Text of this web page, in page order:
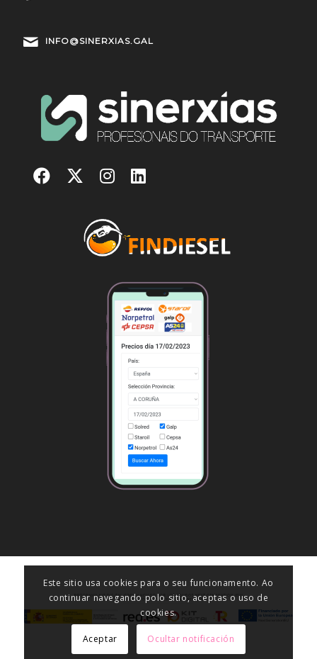
INFO@SINERXIAS.GAL
Este sitio usa cookies para o seu funcionamento. Ao
continuar navegando polo sitio, aceptas o uso de
cookies.
Aceptar Ocultar notificación